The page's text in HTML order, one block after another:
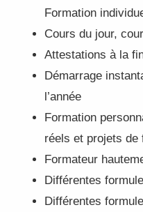
Formation
Cours du jour,
Attestations à la
Démarrage
l’année
Formation
réels et projets de
Formateur
Différentes
Différentes